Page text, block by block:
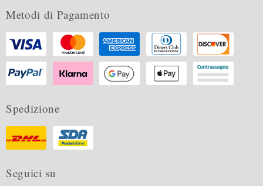
Metodi di Pagamento
Spedizione
Seguici su